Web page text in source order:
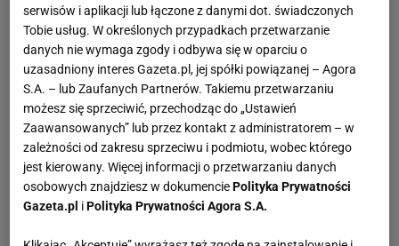
Andrzej Młynarczyk to polski aktor telewizyjny, filmowy i
teatralny. Popularność wśród widzów przyniosła mu rola
Tomka w uwielbianym od lat serialu „M jak Miłość”.
Losy miłości Tomka oraz Asi polscy widzowie śledzą z
równym zaangażowaniem, co życie prywatne Andrzeja
Młynarczyka i jego związek.
Imię i nazwisko: Andrzej Młynarczyk
Data urodzenia: 8 marca 1980
Miejsce urodzenia: Kraków
Zawód: aktor
serwisów i aplikacji lub łączone z danymi dot. świadczonych
Tobie usług. W określonych przypadkach przetwarzanie
danych nie wymaga zgody i odbywa się w oparciu o
uzasadniony interes Gazeta.pl, jej spółki powiązanej – Agora
S.A. – lub Zaufanych Partnerów. Takiemu przetwarzaniu
możesz się sprzeciwić, przechodząc do „Ustawień
Zaawansowanych” lub przez kontakt z administratorem – w
zależności od zakresu sprzeciwu i podmiotu, wobec którego
jest kierowany. Więcej informacji o przetwarzaniu danych
osobowych znajdziesz w dokumencie Polityka Prywatności
Gazeta.pl i Polityka Prywatności Agora S.A.